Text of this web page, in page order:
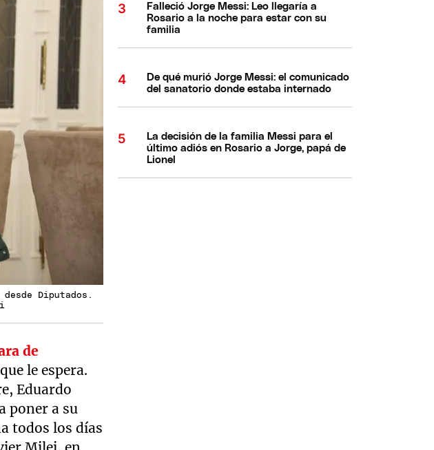
Diputados.
de
le espera.
Eduardo
poner a su
todos los días
Falleció Jorge Messi: Leo llegaría a
Rosario a la noche para estar con su
familia
De qué murió Jorge Messi: el comunicado
del sanatorio donde estaba internado
La decisión de la familia Messi para el
último adiós en Rosario a Jorge, papá de
Lionel